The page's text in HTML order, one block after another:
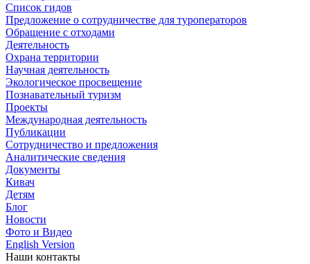
Список гидов
Предложение о сотрудничестве для туроператоров
Обращение с отходами
Деятельность
Охрана территории
Научная деятельность
Экологическое просвещение
Познавательный туризм
Проекты
Международная деятельность
Публикации
Сотрудничество и предложения
Аналитические сведения
Документы
Кивач
Детям
Блог
Новости
Фото и Видео
English Version
Наши контакты